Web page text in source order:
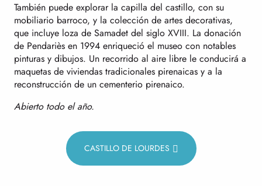
También puede explorar la capilla del castillo, con su
mobiliario barroco, y la colección de artes decorativas,
que incluye loza de Samadet del siglo XVIII. La donación
de Pendariès en 1994 enriqueció el museo con notables
pinturas y dibujos. Un recorrido al aire libre le conducirá a
maquetas de viviendas tradicionales pirenaicas y a la
reconstrucción de un cementerio pirenaico.
Abierto todo el año.
CASTILLO DE LOURDES